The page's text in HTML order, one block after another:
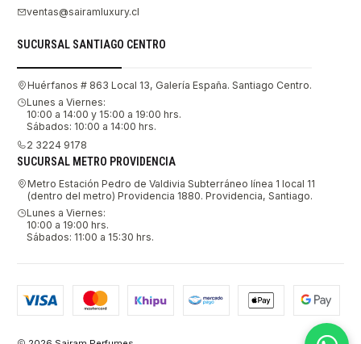
ventas@sairamluxury.cl
SUCURSAL SANTIAGO CENTRO
Huérfanos # 863 Local 13, Galería España. Santiago Centro.
Lunes a Viernes:
10:00 a 14:00 y 15:00 a 19:00 hrs.
Sábados: 10:00 a 14:00 hrs.
2 3224 9178
SUCURSAL METRO PROVIDENCIA
Metro Estación Pedro de Valdivia Subterráneo línea 1 local 11
(dentro del metro) Providencia 1880. Providencia, Santiago.
Lunes a Viernes:
10:00 a 19:00 hrs.
Sábados: 11:00 a 15:30 hrs.